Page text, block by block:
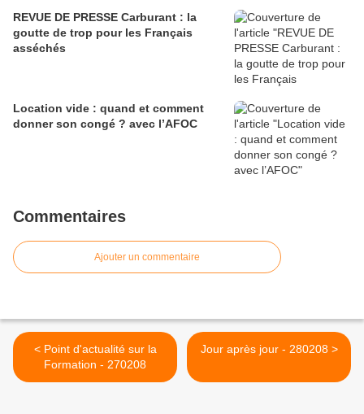
REVUE DE PRESSE Carburant : la
goutte de trop pour les Français
asséchés
Location vide : quand et comment
donner son congé ? avec l’AFOC
Commentaires
Ajouter un commentaire
< Point d'actualité sur la
Formation - 270208
Jour après jour - 280208 >